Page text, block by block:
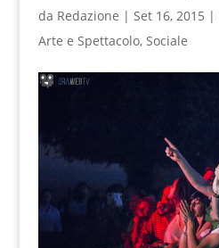
da Redazione | Set 16, 2015 |
Arte e Spettacolo, Sociale